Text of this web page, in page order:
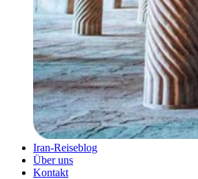
Iran-Reiseblog
Über uns
Kontakt